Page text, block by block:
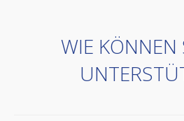
WIE KÖNNEN